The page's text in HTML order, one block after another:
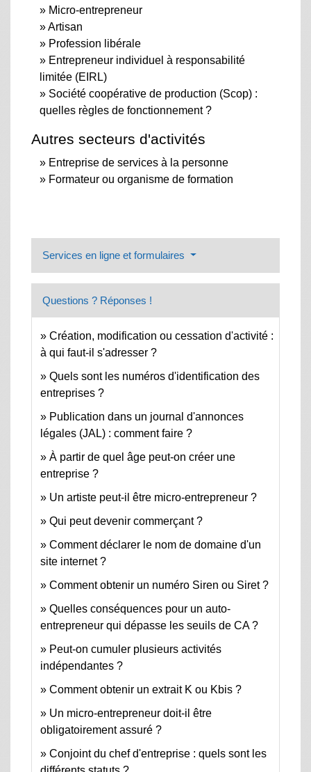
Micro-entrepreneur
Artisan
Profession libérale
Entrepreneur individuel à responsabilité
limitée (EIRL)
Société coopérative de production (Scop) :
quelles règles de fonctionnement ?
Autres secteurs d'activités
Entreprise de services à la personne
Formateur ou organisme de formation
Services en ligne et formulaires
Questions ? Réponses !
Création, modification ou cessation d'activité :
à qui faut-il s'adresser ?
Quels sont les numéros d'identification des
entreprises ?
Publication dans un journal d'annonces
légales (JAL) : comment faire ?
À partir de quel âge peut-on créer une
entreprise ?
Un artiste peut-il être micro-entrepreneur ?
Qui peut devenir commerçant ?
Comment déclarer le nom de domaine d'un
site internet ?
Comment obtenir un numéro Siren ou Siret ?
Quelles conséquences pour un auto-
entrepreneur qui dépasse les seuils de CA ?
Peut-on cumuler plusieurs activités
indépendantes ?
Comment obtenir un extrait K ou Kbis ?
Un micro-entrepreneur doit-il être
obligatoirement assuré ?
Conjoint du chef d'entreprise : quels sont les